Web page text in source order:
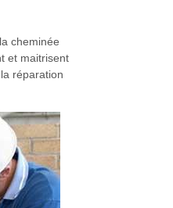
cheminée
et maitrisent
réparation